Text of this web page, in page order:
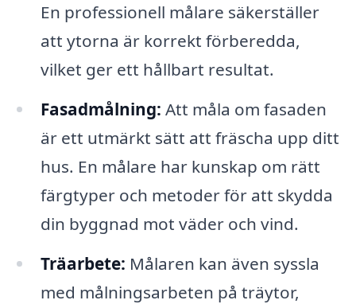
En professionell målare säkerställer
att ytorna är korrekt förberedda,
vilket ger ett hållbart resultat.
Fasadmålning: Att måla om fasaden
är ett utmärkt sätt att fräscha upp ditt
hus. En målare har kunskap om rätt
färgtyper och metoder för att skydda
din byggnad mot väder och vind.
Träarbete: Målaren kan även syssla
med målningsarbeten på träytor,